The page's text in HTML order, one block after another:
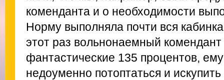
коменданта и о необходимости
Норму выполняла почти вся
этот раз вольнонаемный
фантастические 135 процентов,
недоуменно потоптаться и